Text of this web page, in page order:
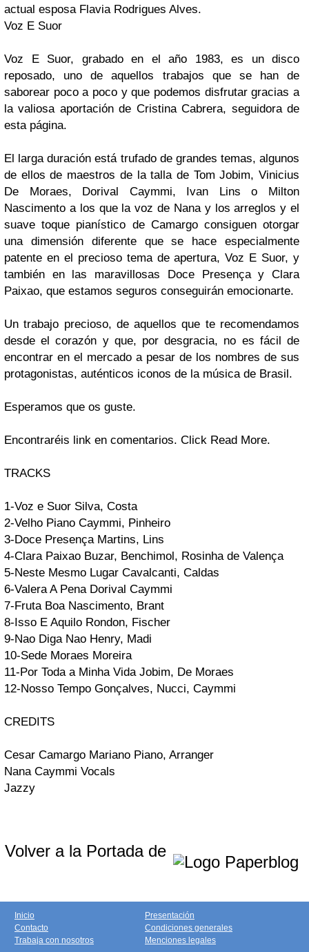
actual esposa Flavia Rodrigues Alves.
Voz E Suor
Voz E Suor, grabado en el año 1983, es un disco
reposado, uno de aquellos trabajos que se han de
saborear poco a poco y que podemos disfrutar gracias a
la valiosa aportación de Cristina Cabrera, seguidora de
esta página.
El larga duración está trufado de grandes temas, algunos
de ellos de maestros de la talla de Tom Jobim, Vinicius
De Moraes, Dorival Caymmi, Ivan Lins o Milton
Nascimento a los que la voz de Nanay los arreglos y el
suave toque pianístico de Camargoconsiguen otorgar
una dimensión diferente que se hace especialmente
patente en el precioso tema de apertura,Voz E Suor, y
también en las maravillosas Doce PresençayClara
Paixao, que estamos seguros conseguirán emocionarte.
Un trabajo precioso, de aquellos que te recomendamos
desde el corazón y que, por desgracia, no es fácil de
encontrar en el mercado a pesar de los nombres de sus
protagonistas, auténticos iconos de la música de Brasil.
Esperamos que os guste.
Encontraréis link en comentarios. Click Read More.
TRACKS
1-Voz e Suor Silva, Costa
2-Velho Piano Caymmi, Pinheiro
3-Doce PresençaMartins, Lins
4-Clara Paixao Buzar, Benchimol, Rosinha de Valença
5-Neste Mesmo Lugar Cavalcanti, Caldas
6-Valera A PenaDorival Caymmi
7-Fruta BoaNascimento, Brant
8-Isso E Aquilo Rondon, Fischer
9-Nao Diga Nao Henry, Madi
10-Sede Moraes Moreira
11-Por Toda a Minha VidaJobim, De Moraes
12-Nosso Tempo Gonçalves, Nucci, Caymmi
CREDITS
Cesar Camargo Mariano Piano, Arranger
Nana Caymmi Vocals
Jazzy
Volver a la Portada de
Inicio
Contacto
Trabaja con nosotros
Presentación
Condiciones generales
Menciones legales